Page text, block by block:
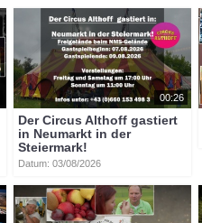
00:26
Der Circus Althoff gastiert
in Neumarkt in der
Steiermark!
Datum: 03/08/2026